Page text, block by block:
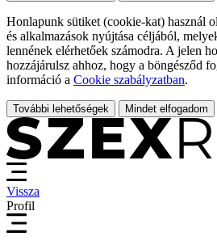
Honlapunk sütiket (cookie-kat) használ
és alkalmazások nyújtása céljából,
lennének elérhetőek számodra. A jelen
hozzájárulsz ahhoz, hogy a böngésződ
információ a Cookie szabályzatban.
További lehetőségek Mindet elfogadom
Vissza
Profil